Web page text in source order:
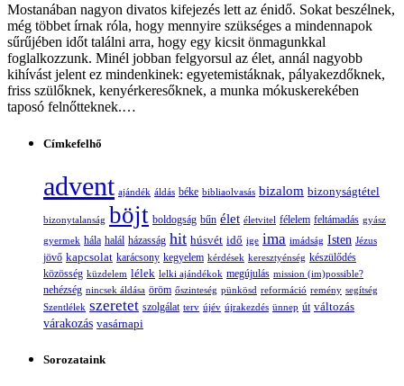
Mostanában nagyon divatos kifejezés lett az énidő. Sokat beszélnek,
még többet írnak róla, hogy mennyire szükséges a mindennapok
sűrűjében időt találni arra, hogy egy kicsit önmagunkkal
foglalkozzunk. Minél jobban felgyorsul az élet, annál nagyobb
kihívást jelent ez mindenkinek: egyetemistáknak, pályakezdőknek,
friss szülőknek, kenyérkeresőknek, a munka mókuskerekében
taposó felnőtteknek.…
Címkefelhő
advent ajándék áldás béke bibliaolvasás bizalom bizonyságtétel
bizonytalanság böjt boldogság bűn élet életvitel félelem feltámadás gyász
gyermek hála halál házasság hit húsvét idő ige ima imádság Isten Jézus
jövő kapcsolat karácsony kegyelem kérdések keresztyénség készülődés
közösség küzdelem lélek lelki ajándékok megújulás mission (im)possible?
nehézség nincsek áldása öröm őszinteség pünkösd reformáció remény segítség
Szentlélek szeretet szolgálat terv újév újrakezdés ünnep út változás
várakozás vasárnapi
Sorozataink